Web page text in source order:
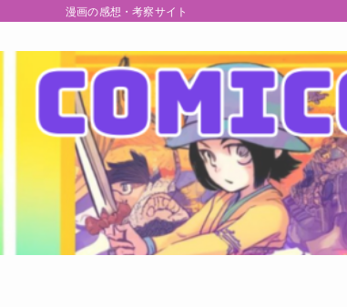
漫画の感想・考察サイト